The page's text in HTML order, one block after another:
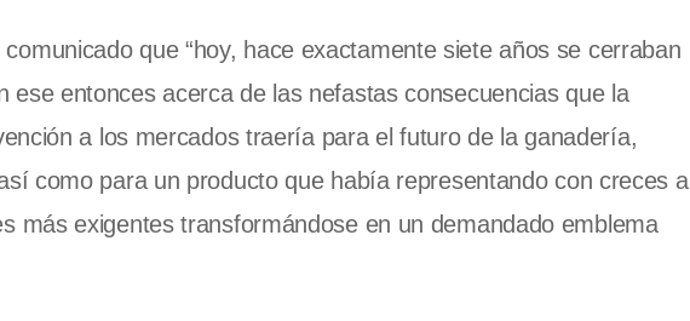
que “hoy, hace exactamente siete años se cerraban
ese entonces acerca de las nefastas consecuencias que la
a los mercados traería para el futuro de la ganadería,
como para un producto que había representando con creces a
más exigentes transformándose en un demandado emblema